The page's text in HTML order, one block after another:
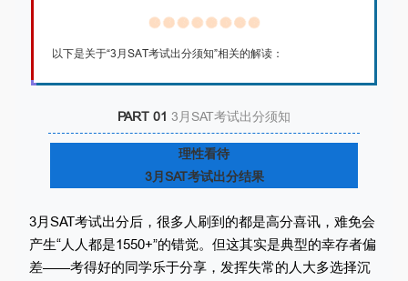
以下是关于“3月SAT考试出分须知”相关的解读 ：
PART 01 3月SAT考试出分须知
理性看待
3月SAT考试出分结果
3月SAT考试出分后，很多人刷到的都是高分喜讯，难免会
产生“人人都是1550+”的错觉。但这其实是典型的幸存者偏
差——考得好的同学乐于分享，发挥失常的人大多选择沉